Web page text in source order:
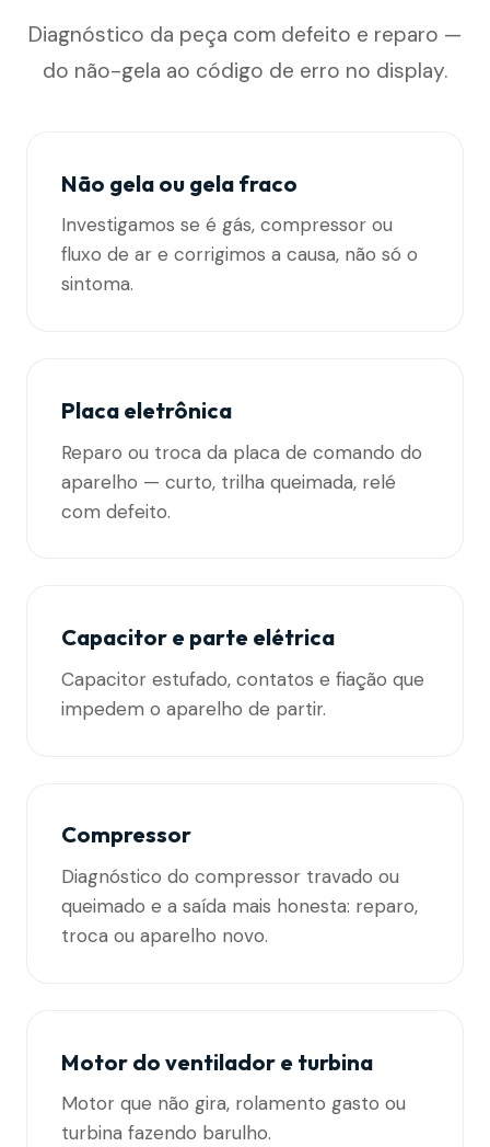
Diagnóstico da peça com defeito e reparo —
do não-gela ao código de erro no display.
Não gela ou gela fraco
Investigamos se é gás, compressor ou
fluxo de ar e corrigimos a causa, não só o
sintoma.
Placa eletrônica
Reparo ou troca da placa de comando do
aparelho — curto, trilha queimada, relé
com defeito.
Capacitor e parte elétrica
Capacitor estufado, contatos e fiação que
impedem o aparelho de partir.
Compressor
Diagnóstico do compressor travado ou
queimado e a saída mais honesta: reparo,
troca ou aparelho novo.
Motor do ventilador e turbina
Motor que não gira, rolamento gasto ou
turbina fazendo barulho.